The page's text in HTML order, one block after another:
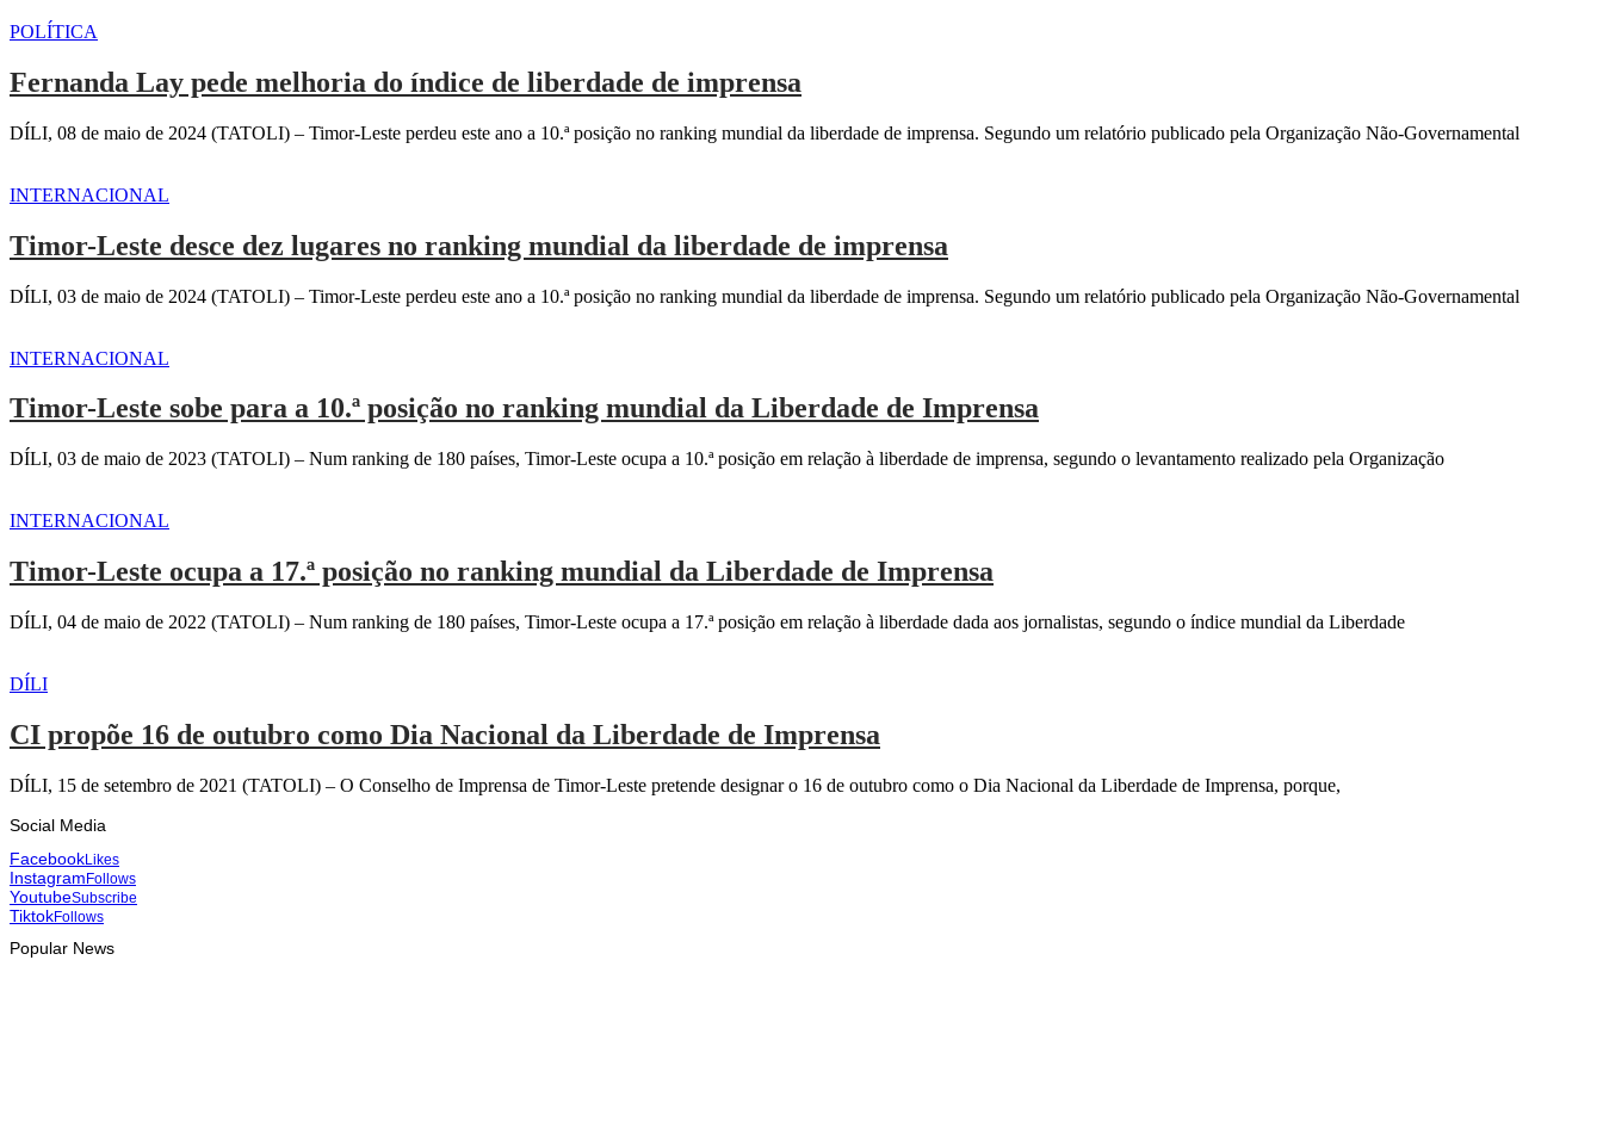
POLÍTICA
Fernanda Lay pede melhoria do índice de liberdade de imprensa
DÍLI, 08 de maio de 2024 (TATOLI) – Timor-Leste perdeu este ano a 10.ª posição no ranking mundial da liberdade de imprensa. Segundo um relatório publicado pela Organização Não-Governamental
INTERNACIONAL
Timor-Leste desce dez lugares no ranking mundial da liberdade de imprensa
DÍLI, 03 de maio de 2024 (TATOLI) – Timor-Leste perdeu este ano a 10.ª posição no ranking mundial da liberdade de imprensa. Segundo um relatório publicado pela Organização Não-Governamental
INTERNACIONAL
Timor-Leste sobe para a 10.ª posição no ranking mundial da Liberdade de Imprensa
DÍLI, 03 de maio de 2023 (TATOLI) – Num ranking de 180 países, Timor-Leste ocupa a 10.ª posição em relação à liberdade de imprensa, segundo o levantamento realizado pela Organização
INTERNACIONAL
Timor-Leste ocupa a 17.ª posição no ranking mundial da Liberdade de Imprensa
DÍLI, 04 de maio de 2022 (TATOLI) – Num ranking de 180 países, Timor-Leste ocupa a 17.ª posição em relação à liberdade dada aos jornalistas, segundo o índice mundial da Liberdade
DÍLI
CI propõe 16 de outubro como Dia Nacional da Liberdade de Imprensa
DÍLI, 15 de setembro de 2021 (TATOLI) – O Conselho de Imprensa de Timor-Leste pretende designar o 16 de outubro como o Dia Nacional da Liberdade de Imprensa, porque,
Social Media
FacebookLikes
InstagramFollows
YoutubeSubscribe
TiktokFollows
Popular News